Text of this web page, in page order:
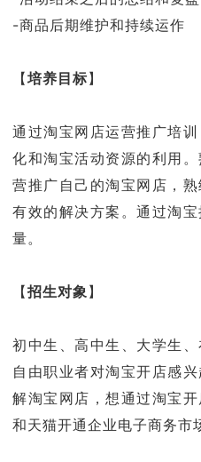
-商品后期维护和持续运作
【培养目标】
通过淘宝网店运营推广培
化和淘宝活动资源的利用
营推广自己的淘宝网店，
有效的解决方案。通过淘
量。
【招生对象】
初中生、高中生、大学生
自由职业者对淘宝开店感
解淘宝网店，想通过淘宝
和天猫开通企业电子商务市